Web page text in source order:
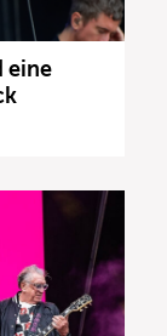
eine